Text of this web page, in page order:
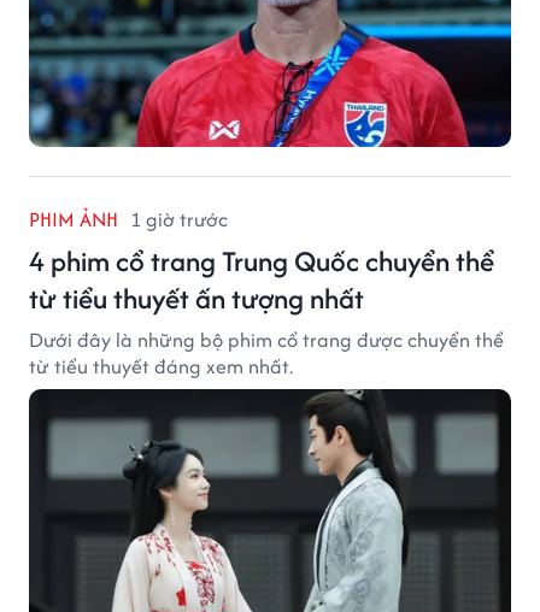
PHIM ẢNH 1 giờ trước
4 phim cổ trang Trung Quốc chuyển thể
từ tiểu thuyết ấn tượng nhất
Dưới đây là những bộ phim cổ trang được chuyển thể
từ tiểu thuyết đáng xem nhất.